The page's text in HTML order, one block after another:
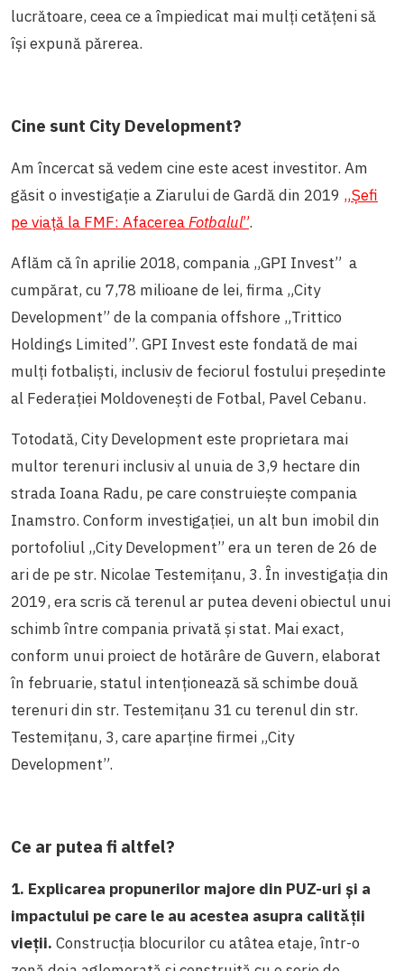
lucrătoare, ceea ce a împiedicat mai mulți cetățeni să
își expună părerea.
Cine sunt City Development?
Am încercat să vedem cine este acest investitor. Am
găsit o investigație a Ziarului de Gardă din 2019 „Șefi
pe viață la FMF: AfacereaFotbalul”.
Aflăm că în aprilie 2018, compania „GPI Invest” a
cumpărat, cu 7,78 milioane de lei, firma „City
Development” de la compania offshore „Trittico
Holdings Limited”. GPI Invest este fondată de mai
mulți fotbaliști, inclusiv de feciorul fostului președinte
al Federației Moldovenești de Fotbal, Pavel Cebanu.
Totodată, City Development este proprietara mai
multor terenuri inclusiv al unuia de 3,9 hectare din
strada Ioana Radu, pe care construiește compania
Inamstro. Conform investigației, un alt bun imobil din
portofoliul „City Development” era un teren de 26 de
ari de pe str. Nicolae Testemițanu, 3. În investigația din
2019, era scris că terenul ar putea deveni obiectul unui
schimb între compania privată și stat. Mai exact,
conform unui proiect de hotărâre de Guvern, elaborat
în februarie, statul intenționează să schimbe două
terenuri din str. Testemițanu 31 cu terenul din str.
Testemițanu, 3, care aparține firmei „City
Development”.
Ce ar putea fi altfel?
1. Explicarea propunerilor majore din PUZ-uri și a
impactului pe care le au acestea asupra calității
vieții. Construcția blocurilor cu atâtea etaje, într-o